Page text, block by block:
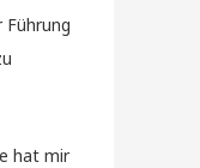
hat mir